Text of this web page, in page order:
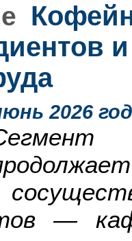
2026
—